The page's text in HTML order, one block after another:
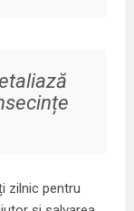
zilnic pentru